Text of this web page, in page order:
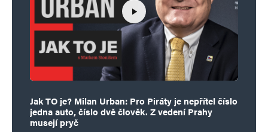
Jak TO je? Milan Urban: Pro Piráty je nepřítel číslo
jedna auto, číslo dvě člověk. Z vedení Prahy
musejí pryč